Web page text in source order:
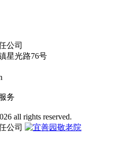
公司
星光路76号
务
all rights reserved.
公司